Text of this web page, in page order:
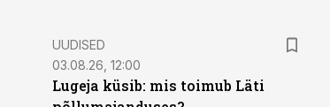
UUDISED
03.08.26, 12:00
Lugeja küsib: mis toimub Läti